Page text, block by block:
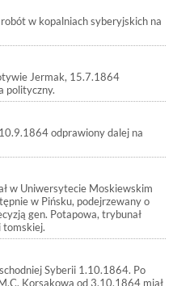
w kopalniach syberyjskich na
Jermak, 15.7.1864
polityczny.
odprawiony dalej na
w Uniwersytecie Moskiewskim
w Pińsku, podejrzewany o
gen. Potapowa, trybunał
tomskiej.
Syberii 1.10.1864. Po
Korsakowa od 3.10.1864 miał